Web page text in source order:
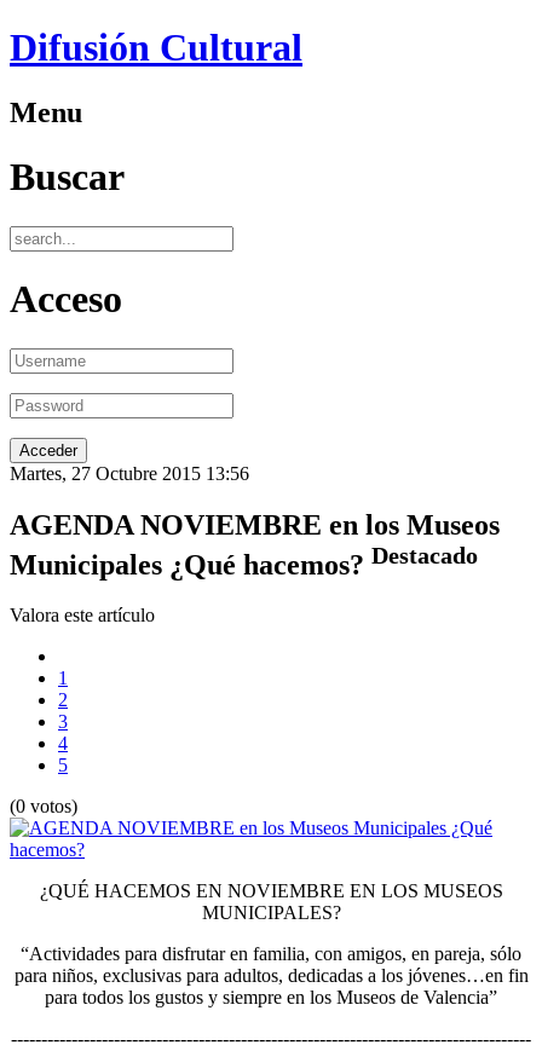
Difusión Cultural
Menu
Buscar
Acceso
Martes, 27 Octubre 2015 13:56
AGENDA NOVIEMBRE en los Museos
Municipales ¿Qué hacemos? Destacado
Valora este artículo
1
2
3
4
5
(0 votos)
¿QUÉ HACEMOS EN NOVIEMBRE EN LOS MUSEOS
MUNICIPALES?
“Actividades para disfrutar en familia, con amigos, en pareja, sólo
para niños, exclusivas para adultos, dedicadas a los jóvenes…en fin
para todos los gustos y siempre en los Museos de Valencia”
--------------------------------------------------------------------------------------